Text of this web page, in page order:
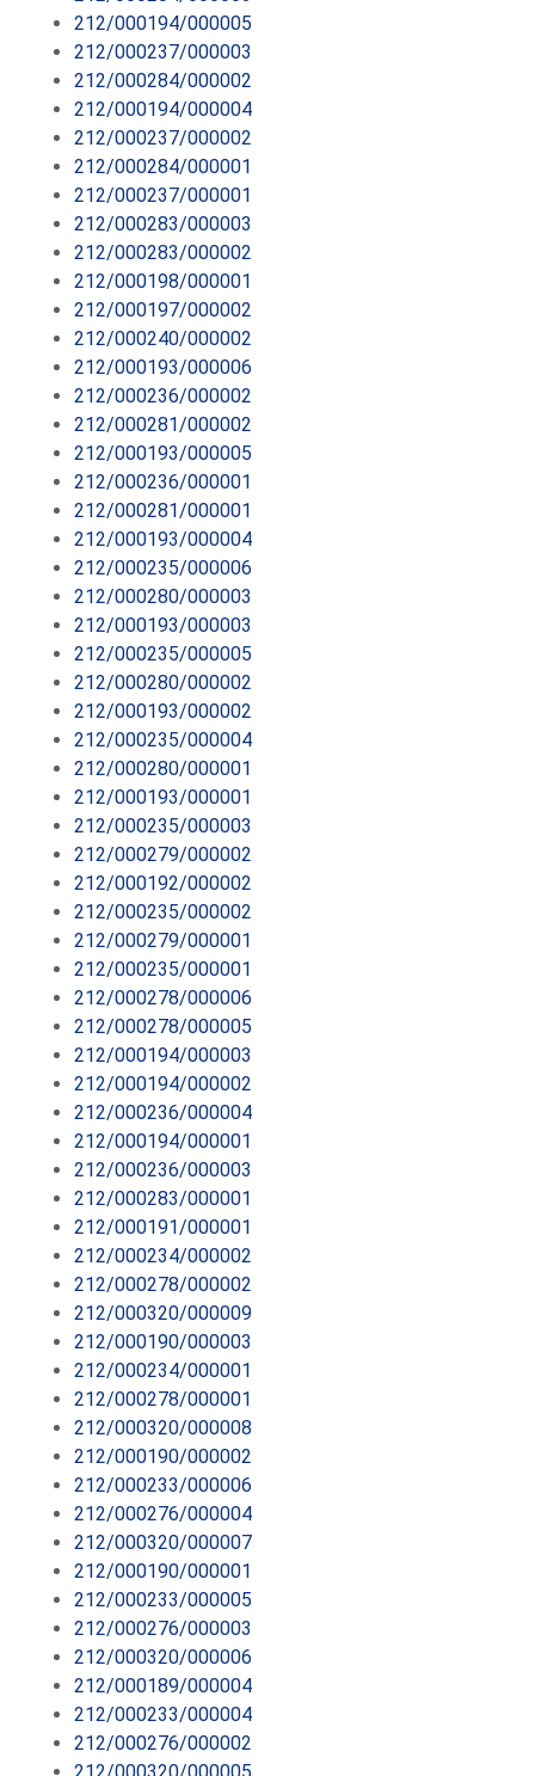
212/000194/000005
212/000237/000003
212/000284/000002
212/000194/000004
212/000237/000002
212/000284/000001
212/000237/000001
212/000283/000003
212/000283/000002
212/000198/000001
212/000197/000002
212/000240/000002
212/000193/000006
212/000236/000002
212/000281/000002
212/000193/000005
212/000236/000001
212/000281/000001
212/000193/000004
212/000235/000006
212/000280/000003
212/000193/000003
212/000235/000005
212/000280/000002
212/000193/000002
212/000235/000004
212/000280/000001
212/000193/000001
212/000235/000003
212/000279/000002
212/000192/000002
212/000235/000002
212/000279/000001
212/000235/000001
212/000278/000006
212/000278/000005
212/000194/000003
212/000194/000002
212/000236/000004
212/000194/000001
212/000236/000003
212/000283/000001
212/000191/000001
212/000234/000002
212/000278/000002
212/000320/000009
212/000190/000003
212/000234/000001
212/000278/000001
212/000320/000008
212/000190/000002
212/000233/000006
212/000276/000004
212/000320/000007
212/000190/000001
212/000233/000005
212/000276/000003
212/000320/000006
212/000189/000004
212/000233/000004
212/000276/000002
212/000320/000005